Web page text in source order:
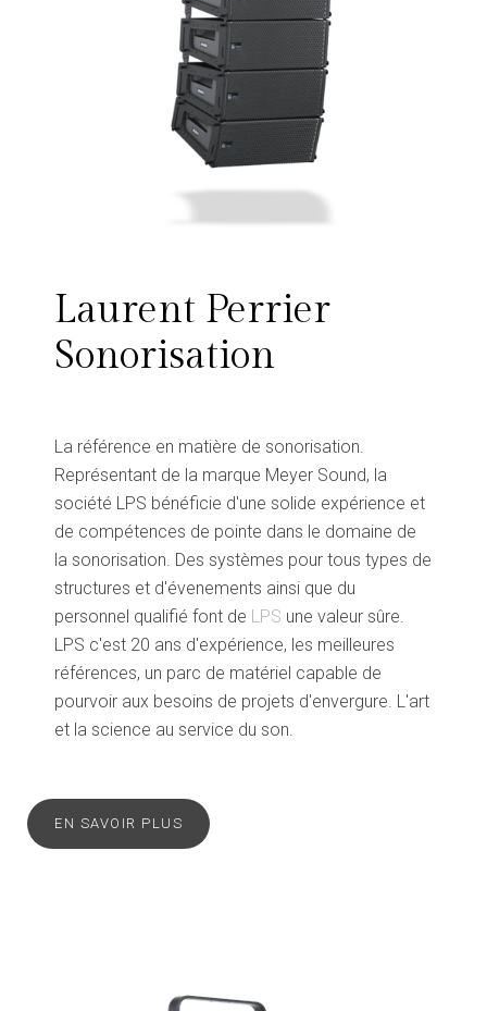
Laurent Perrier
Sonorisation
La référence en matière de sonorisation.
Représentant de la marque Meyer Sound, la
société LPS bénéficie d'une solide expérience et
de compétences de pointe dans le domaine de
la sonorisation. Des systèmes pour tous types de
structures et d'évenements ainsi que du
personnel qualifié font de LPS une valeur sûre.
LPS c'est 20 ans d'expérience, les meilleures
références, un parc de matériel capable de
pourvoir aux besoins de projets d'envergure. L'art
et la science au service du son.
EN SAVOIR PLUS